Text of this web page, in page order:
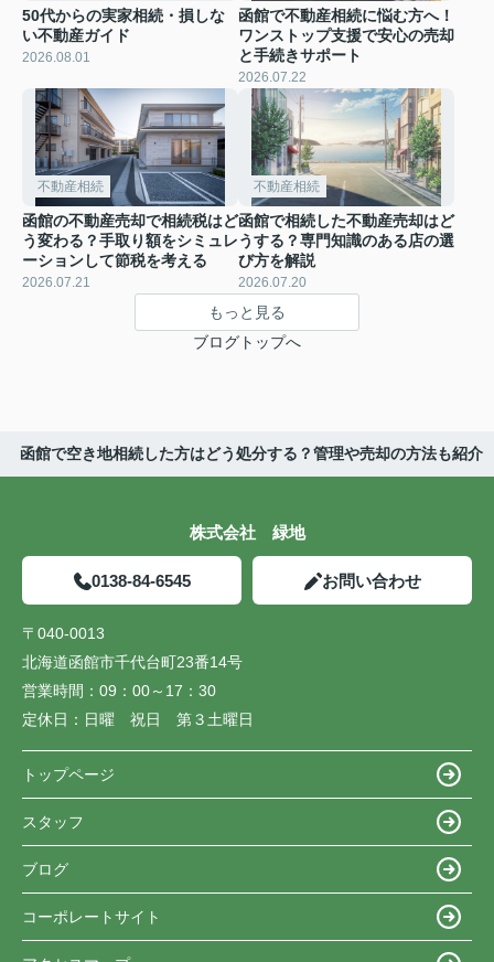
50代からの実家相続・損しな
い不動産ガイド
2026.08.01
函館で不動産相続に悩む方へ！
ワンストップ支援で安心の売却
と手続きサポート
2026.07.22
不動産相続
函館の不動産売却で相続税はど
う変わる？手取り額をシミュレ
ーションして節税を考える
2026.07.21
不動産相続
函館で相続した不動産売却はど
うする？専門知識のある店の選
び方を解説
2026.07.20
もっと見る
ブログトップへ
函館で空き地相続した方はどう処分する？管理や売却の方法も紹介
株式会社 緑地
0138-84-6545 お問い合わせ
〒040-0013
北海道函館市千代台町23番14号
営業時間： 09：00～17：30
定休日： 日曜 祝日 第３土曜日
トップページ
スタッフ
ブログ
コーポレートサイト